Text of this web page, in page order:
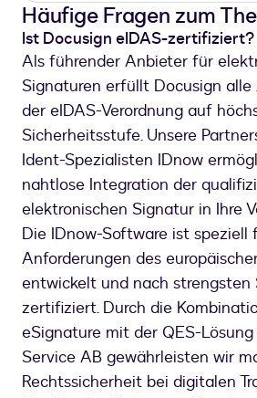
Häufige Fragen zum
Ist Docusign eIDAS-zertifiziert?
Als führender Anbieter für
Signaturen erfüllt Docusign
der eIDAS-Verordnung auf
Sicherheitsstufe. Unsere
Ident-Spezialisten IDnow
nahtlose Integration der
elektronischen Signatur in Ihre
Die IDnow-Software ist speziell
Anforderungen des
entwickelt und nach strengsten
zertifiziert. Durch die
eSignature mit der QES-
Service AB gewährleisten wir
Rechtssicherheit bei digitalen